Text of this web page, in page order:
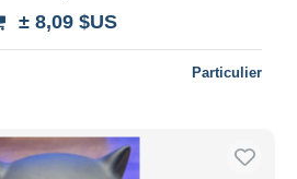
± 8,09 $US
Particulier